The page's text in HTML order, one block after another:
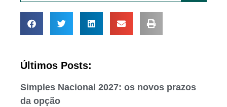
Últimos Posts:
Simples Nacional 2027: os novos prazos
da opção